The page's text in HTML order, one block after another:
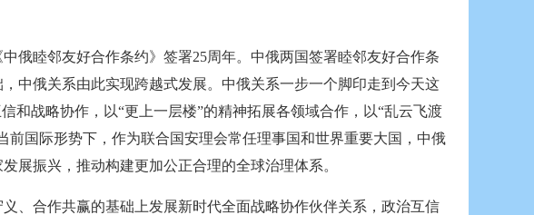
俄睦邻友好合作条约》签署25周年。中俄两国签署睦邻友好合作条
中俄关系由此实现跨越式发展。中俄关系一步一个脚印走到今天这
和战略协作，以“更上一层楼”的精神拓展各领域合作，以“乱云飞渡
国际形势下，作为联合国安理会常任理事国和世界重要大国，中俄
展振兴，推动构建更加公正合理的全球治理体系。
、合作共赢的基础上发展新时代全面战略协作伙伴关系，政治互信